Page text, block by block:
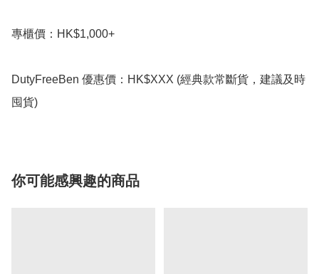
專櫃價：HK$1,000+
DutyFreeBen 優惠價：HK$XXX (經典款常斷貨，建議及時
囤貨)
你可能感興趣的商品